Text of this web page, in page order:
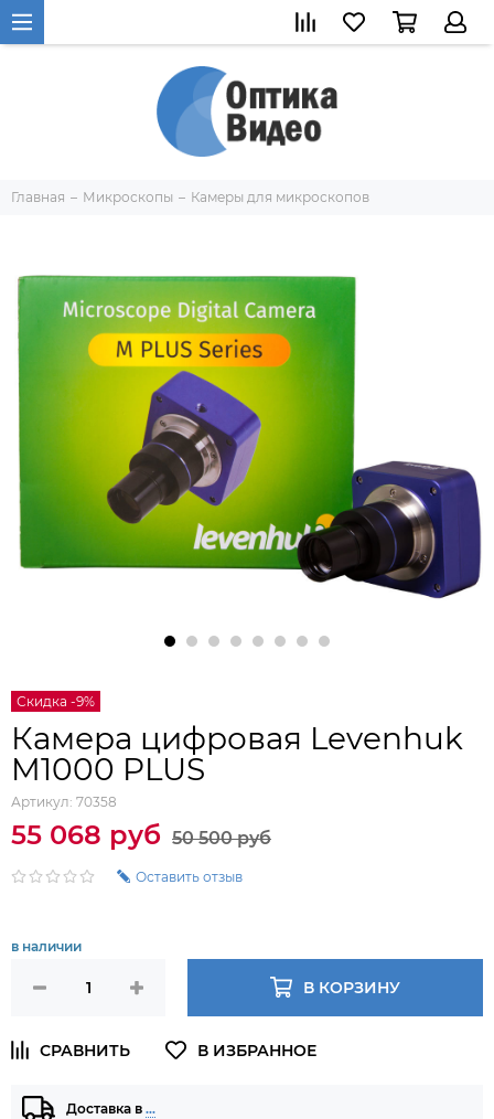
Главная Микроскопы Камеры для микроскопов
Скидка -9%
Камера цифровая Levenhuk
M1000 PLUS
Артикул: 70358
55 068 руб 50 500 руб
Оставить отзыв
в наличии
В КОРЗИНУ
Доставка в …